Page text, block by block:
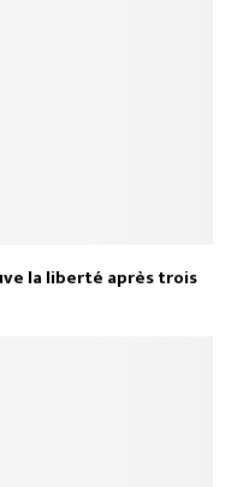
la liberté après trois